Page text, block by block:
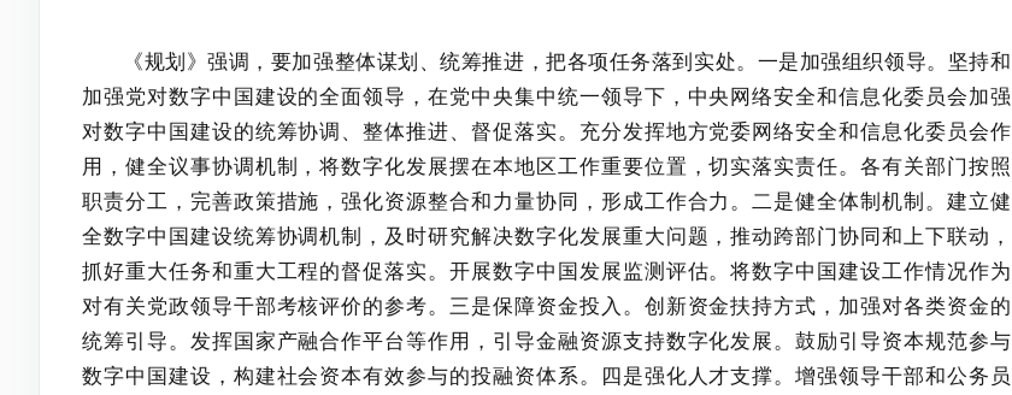
《规划》强调，要加强整体谋划、统筹推进，把各项任务落到实处。一是加强组织领导。坚持和
加强党对数字中国建设的全面领导，在党中央集中统一领导下，中央网络安全和信息化委员会加强
对数字中国建设的统筹协调、整体推进、督促落实。充分发挥地方党委网络安全和信息化委员会作
用，健全议事协调机制，将数字化发展摆在本地区工作重要位置，切实落实责任。各有关部门按照
职责分工，完善政策措施，强化资源整合和力量协同，形成工作合力。二是健全体制机制。建立健
全数字中国建设统筹协调机制，及时研究解决数字化发展重大问题，推动跨部门协同和上下联动，
抓好重大任务和重大工程的督促落实。开展数字中国发展监测评估。将数字中国建设工作情况作为
对有关党政领导干部考核评价的参考。三是保障资金投入。创新资金扶持方式，加强对各类资金的
统筹引导。发挥国家产融合作平台等作用，引导金融资源支持数字化发展。鼓励引导资本规范参与
数字中国建设，构建社会资本有效参与的投融资体系。四是强化人才支撑。增强领导干部和公务员